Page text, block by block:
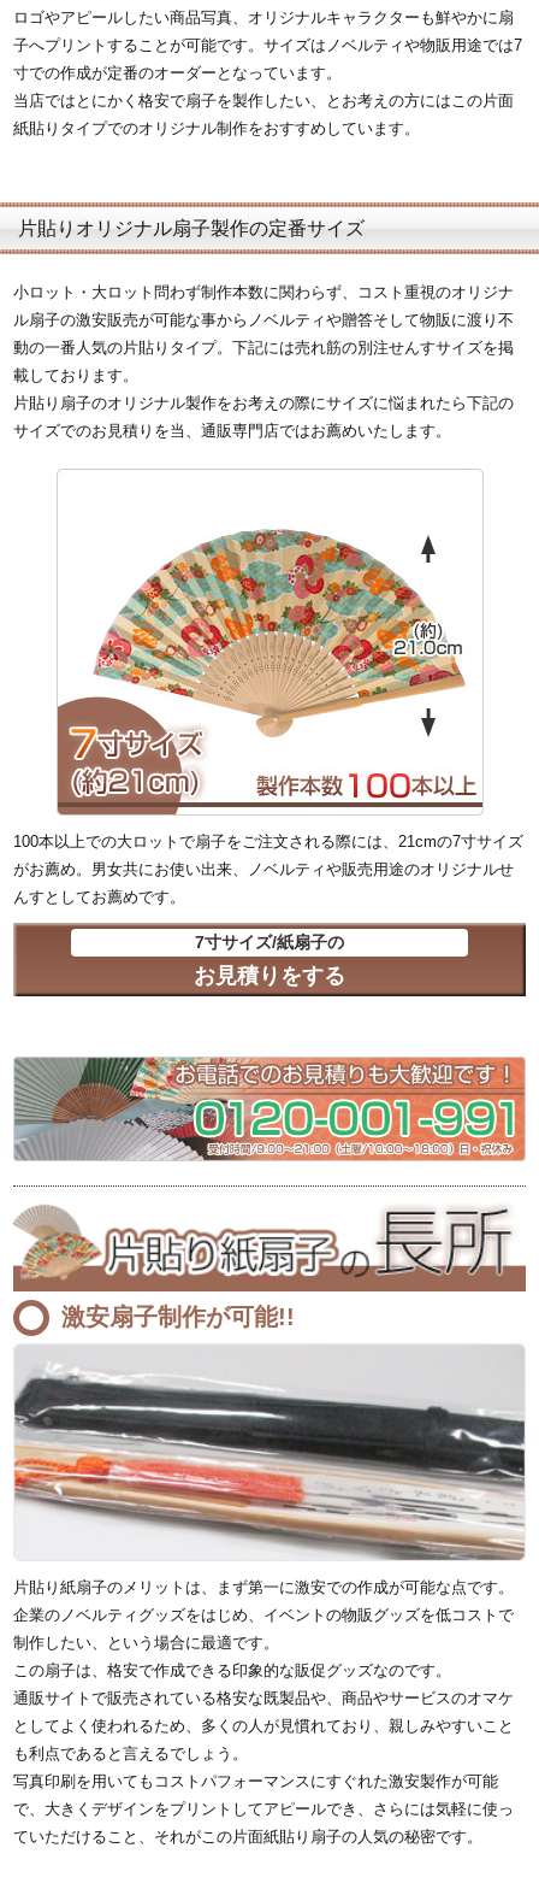
ロゴやアピールしたい商品写真、オリジナルキャラクターも鮮やかに扇
子へプリントすることが可能です。サイズはノベルティや物販用途では7
寸での作成が定番のオーダーとなっています。
当店ではとにかく格安で扇子を製作したい、とお考えの方にはこの片面
紙貼りタイプでのオリジナル制作をおすすめしています。
片貼りオリジナル扇子製作の定番サイズ
小ロット・大ロット問わず制作本数に関わらず、コスト重視のオリジナ
ル扇子の激安販売が可能な事からノベルティや贈答そして物販に渡り不
動の一番人気の片貼りタイプ。下記には売れ筋の別注せんすサイズを掲
載しております。
片貼り扇子のオリジナル製作をお考えの際にサイズに悩まれたら下記の
サイズでのお見積りを当、通販専門店ではお薦めいたします。
100本以上での大ロットで扇子をご注文される際には、21cmの7寸サイズ
がお薦め。男女共にお使い出来、ノベルティや販売用途のオリジナルせ
んすとしてお薦めです。
7寸サイズ/紙扇子の
お見積りをする
激安扇子制作が可能!!
片貼り紙扇子のメリットは、まず第一に激安での作成が可能な点です。
企業のノベルティグッズをはじめ、イベントの物販グッズを低コストで
制作したい、という場合に最適です。
この扇子は、格安で作成できる印象的な販促グッズなのです。
通販サイトで販売されている格安な既製品や、商品やサービスのオマケ
としてよく使われるため、多くの人が見慣れており、親しみやすいこと
も利点であると言えるでしょう。
写真印刷を用いてもコストパフォーマンスにすぐれた激安製作が可能
で、大きくデザインをプリントしてアピールでき、さらには気軽に使っ
ていただけること、それがこの片面紙貼り扇子の人気の秘密です。